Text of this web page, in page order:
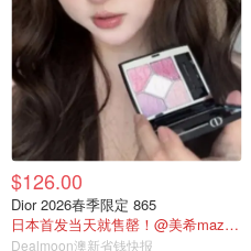
$126.00
Dior 2026春季限定 865
日本首发当天就售罄！@美希mazing
Dealmoon澳新省钱快报